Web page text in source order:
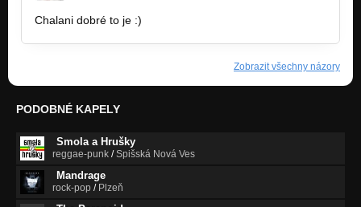
Chalani dobré to je :)
Zobrazit všechny názory
PODOBNÉ KAPELY
Smola a Hrušky
reggae-punk /Spišská Nová Ves
Mandrage
rock-pop / Plzeň